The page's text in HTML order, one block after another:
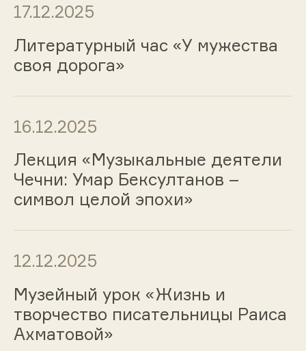
17.12.2025
Литературный час «У мужества
своя дорога»
16.12.2025
Лекция «Музыкальные деятели
Чечни: Умар Бексултанов –
символ целой эпохи»
12.12.2025
Музейный урок «Жизнь и
творчество писательницы Раиса
Ахматовой»